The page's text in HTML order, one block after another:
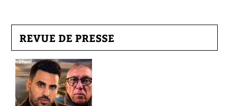
REVUE DE PRESSE